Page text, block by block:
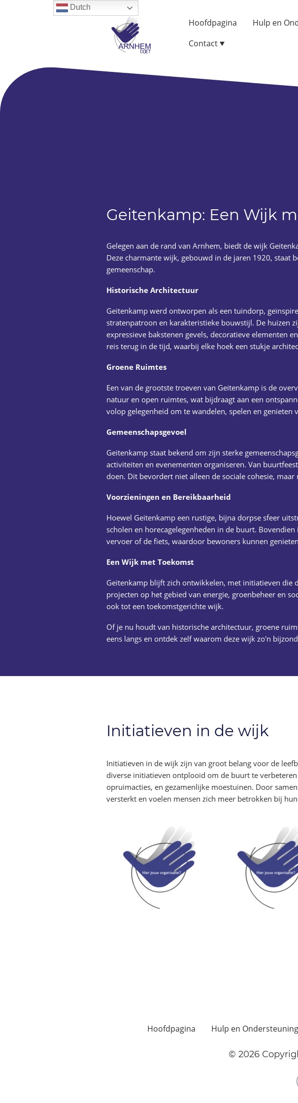
Hoofdpagina Hulp en
Contact
Geitenkamp: Een Wijk
Gelegen aan de rand van Arnhem, biedt de wijk
Deze charmante wijk, gebouwd in de jaren 1920, staat
gemeenschap.
Historische Architectuur
Geitenkamp werd ontworpen als een tuindorp,
stratenpatroon en karakteristieke bouwstijl. De huizen
expressieve bakstenen gevels, decoratieve elementen
reis terug in de tijd, waarbij elke hoek een stukje
Groene Ruimtes
Een van de grootste troeven van Geitenkamp is de
natuur en open ruimtes, wat bijdraagt aan een
volop gelegenheid om te wandelen, spelen en genieten
Gemeenschapsgevoel
Geitenkamp staat bekend om zijn sterke
activiteiten en evenementen organiseren. Van
doen. Dit bevordert niet alleen de sociale cohesie,
Voorzieningen en Bereikbaarheid
Hoewel Geitenkamp een rustige, bijna dorpse sfeer
scholen en horecagelegenheden in de buurt.
vervoer of de fiets, waardoor bewoners kunnen
Een Wijk met Toekomst
Geitenkamp blijft zich ontwikkelen, met initiatieven die
projecten op het gebied van energie, groenbeheer en
ook tot een toekomstgerichte wijk.
Of je nu houdt van historische architectuur, groene
eens langs en ontdek zelf waarom deze wijk zo'n
Initiatieven in de wijk
Initiatieven in de wijk zijn van groot belang voor de
diverse initiatieven ontplooid om de buurt te
opruimacties, en gezamenlijke moestuinen. Door
versterkt en voelen mensen zich meer betrokken bij
Hoofdpagina Hulp en Ondersteuning
© 2026
Dutch